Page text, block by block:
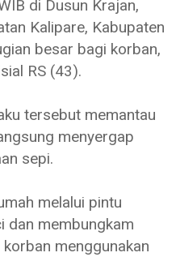
di Dusun Krajan,
Kalipare, Kabupaten
besar bagi korban,
RS (43).
tersebut memantau
menyergap
sepi.
melalui pintu
dan membungkam
menggunakan